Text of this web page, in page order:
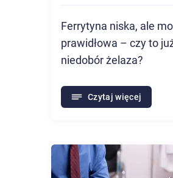
Ferrytyna niska, ale
prawidłowa – czy to
niedobór żelaza?
Czytaj więcej